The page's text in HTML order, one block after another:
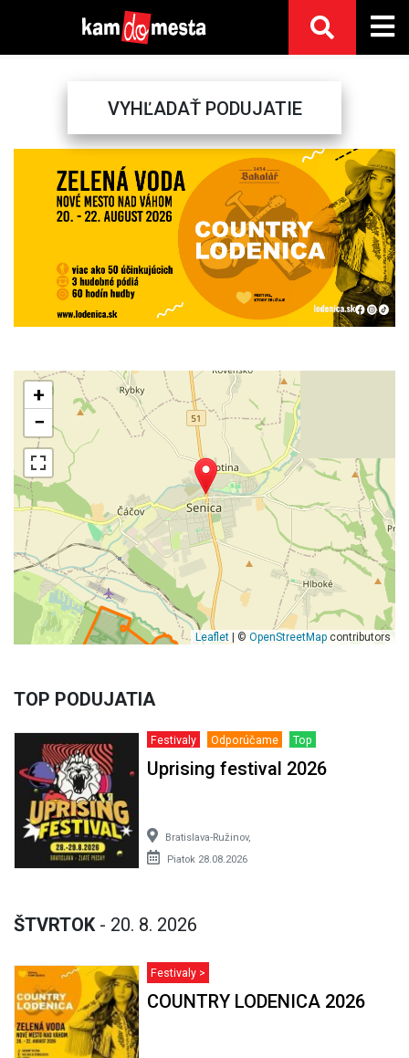
VYHĽADAŤ PODUJATIE
Next
+
−
Leaflet | © OpenStreetMap contributors
TOP PODUJATIA
Festivaly Odporúčame Top
Uprising festival 2026
Bratislava-Ružinov,
Piatok 28.08.2026
ŠTVRTOK - 20. 8. 2026
Festivaly >
COUNTRY LODENICA 2026